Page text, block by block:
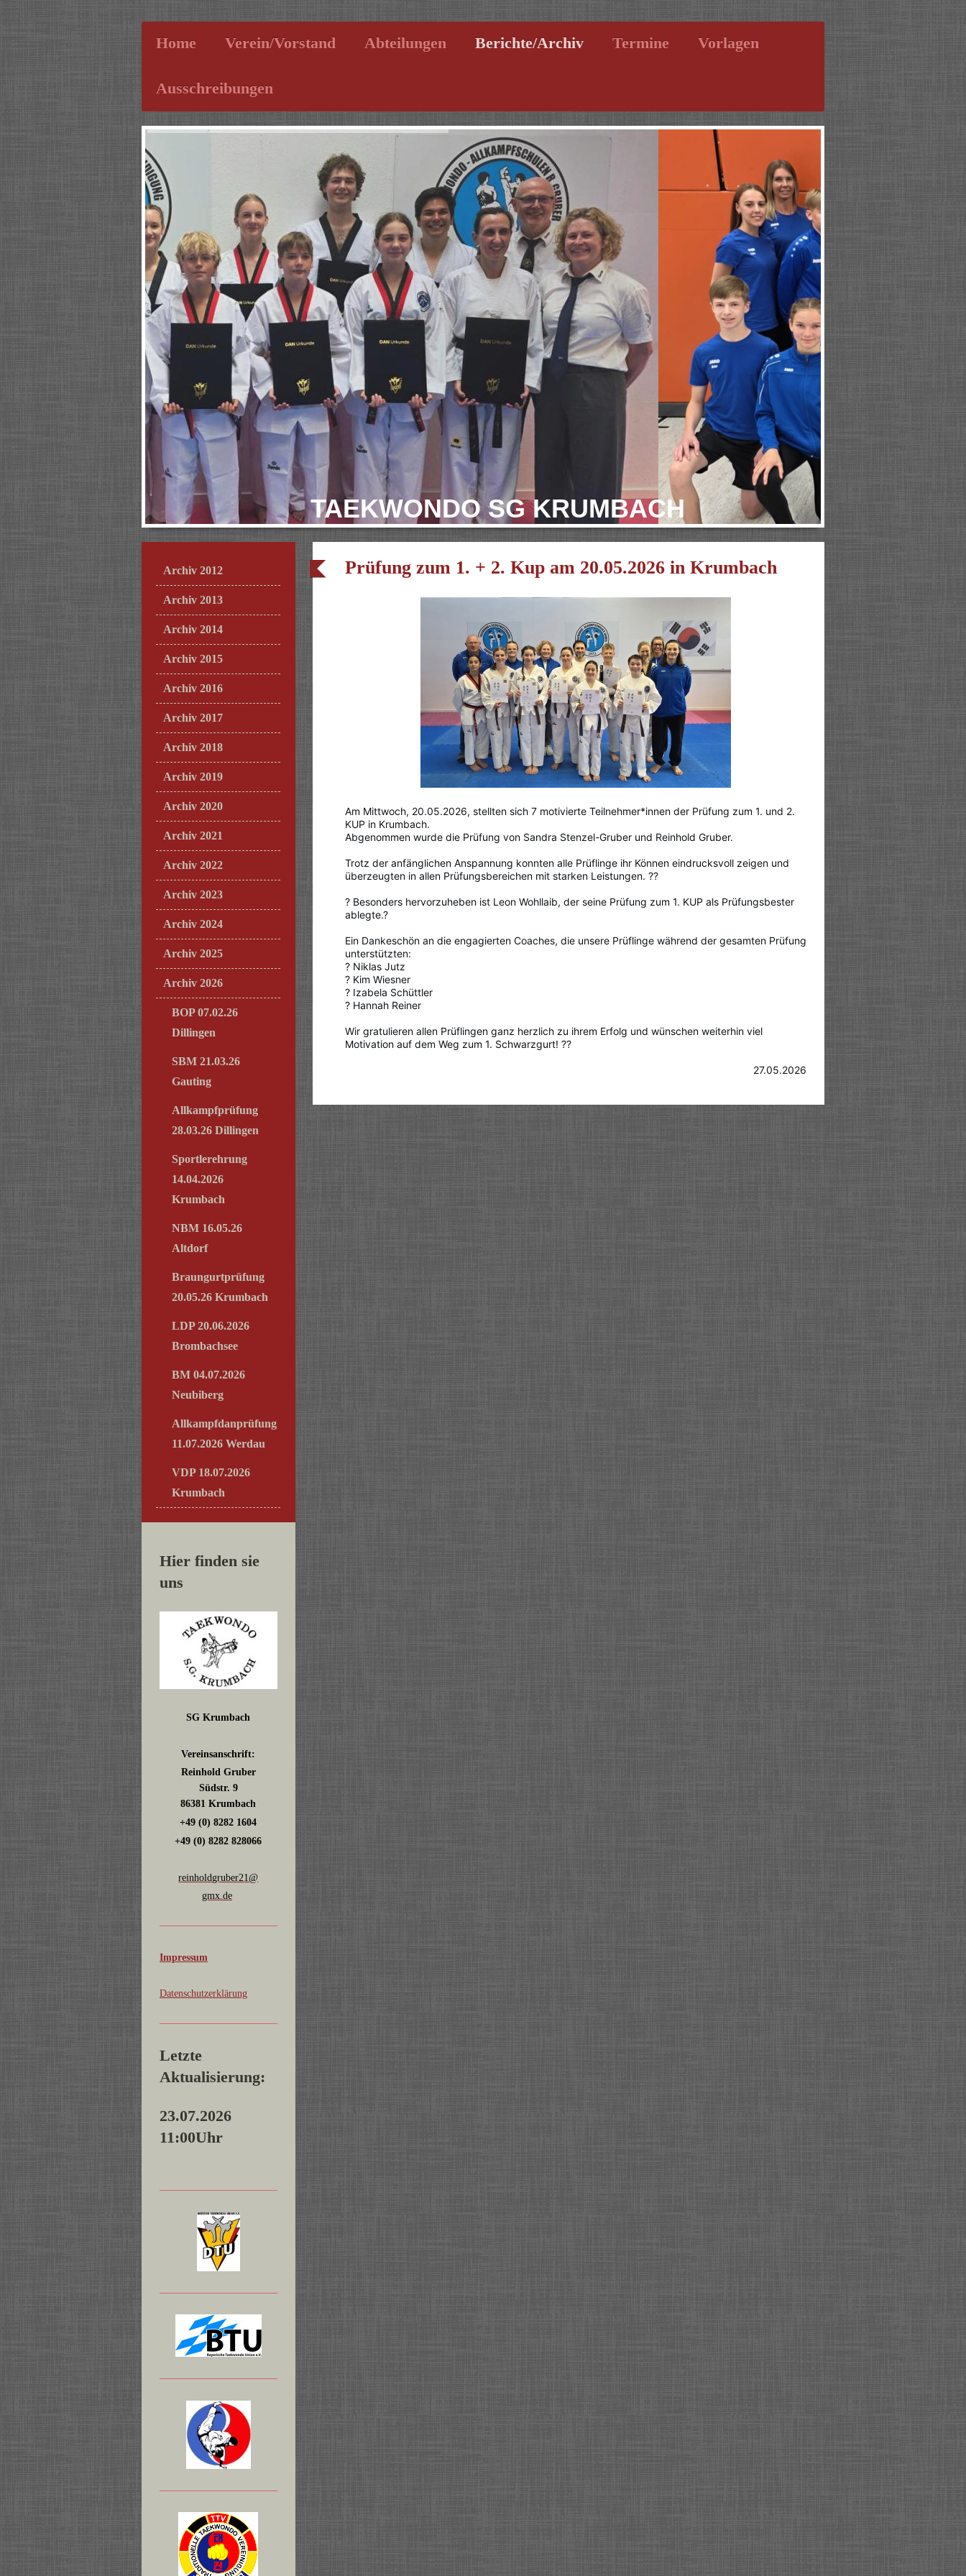
Home Verein/Vorstand Abteilungen Berichte/Archiv Termine Vorlagen
Ausschreibungen
TAEKWONDO SG KRUMBACH
Prüfung zum 1. + 2. Kup am 20.05.2026 in Krumbach
Am Mittwoch, 20.05.2026, stellten sich 7 motivierte Teilnehmer*innen der Prüfung zum 1. und 2.
KUP in Krumbach.
Abgenommen wurde die Prüfung von Sandra Stenzel-Gruber und Reinhold Gruber.
Trotz der anfänglichen Anspannung konnten alle Prüflinge ihr Können eindrucksvoll zeigen und
überzeugten in allen Prüfungsbereichen mit starken Leistungen. ??
? Besonders hervorzuheben ist Leon Wohllaib, der seine Prüfung zum 1. KUP als Prüfungsbester
ablegte.?
Ein Dankeschön an die engagierten Coaches, die unsere Prüflinge während der gesamten Prüfung
unterstützten:
? Niklas Jutz
? Kim Wiesner
? Izabela Schüttler
? Hannah Reiner
Wir gratulieren allen Prüflingen ganz herzlich zu ihrem Erfolg und wünschen weiterhin viel
Motivation auf dem Weg zum 1. Schwarzgurt! ??
27.05.2026
Archiv 2012
Archiv 2013
Archiv 2014
Archiv 2015
Archiv 2016
Archiv 2017
Archiv 2018
Archiv 2019
Archiv 2020
Archiv 2021
Archiv 2022
Archiv 2023
Archiv 2024
Archiv 2025
Archiv 2026
BOP 07.02.26
Dillingen
SBM 21.03.26
Gauting
Allkampfprüfung
28.03.26 Dillingen
Sportlerehrung
14.04.2026
Krumbach
NBM 16.05.26
Altdorf
Braungurtprüfung
20.05.26 Krumbach
LDP 20.06.2026
Brombachsee
BM 04.07.2026
Neubiberg
Allkampfdanprüfung
11.07.2026 Werdau
VDP 18.07.2026
Krumbach
Hier finden sie
uns
SG Krumbach
Vereinsanschrift:
Reinhold Gruber
Südstr. 9
86381 Krumbach
+49 (0) 8282 1604
+49 (0) 8282 828066
reinholdgruber21@
gmx.de
Impressum
Datenschutzerklärung
Letzte
Aktualisierung:
23.07.2026
11:00Uhr